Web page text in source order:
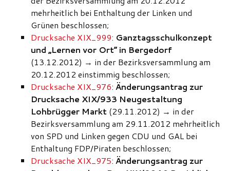
mehrheitlich bei Enthaltung der Linken und
Grünen beschlossen;
Drucksache XIX_999: Ganztagsschulkonzept
und „Lernen vor Ort“ in Bergedorf
(13.12.2012) → in der Bezirksversammlung am
20.12.2012 einstimmig beschlossen;
Drucksache XIX_976: Änderungsantrag zur
Drucksache XIX/933 Neugestaltung
Lohbrügger Markt (29.11.2012) → in der
Bezirksversammlung am 29.11.2012 mehrheitlich
von SPD und Linken gegen CDU und GAL bei
Enthaltung FDP/Piraten beschlossen;
Drucksache XIX_975: Änderungsantrag zur